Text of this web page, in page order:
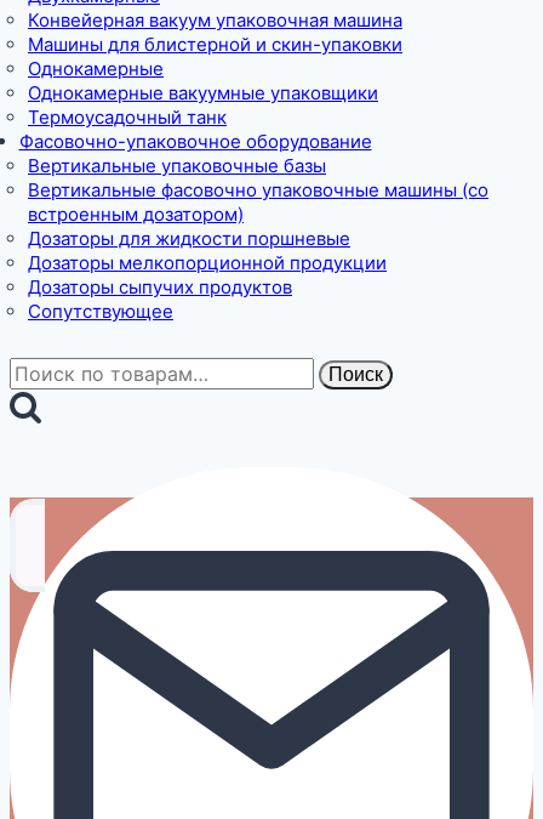
Конвейерная вакуум упаковочная машина
Машины для блистерной и скин-упаковки
Однокамерные
Однокамерные вакуумные упаковщики
Термоусадочный танк
Фасовочно-упаковочное оборудование
Вертикальные упаковочные базы
Вертикальные фасовочно упаковочные машины (со
встроенным дозатором)
Дозаторы для жидкости поршневые
Дозаторы мелкопорционной продукции
Дозаторы сыпучих продуктов
Сопутствующее
Искать: Поиск